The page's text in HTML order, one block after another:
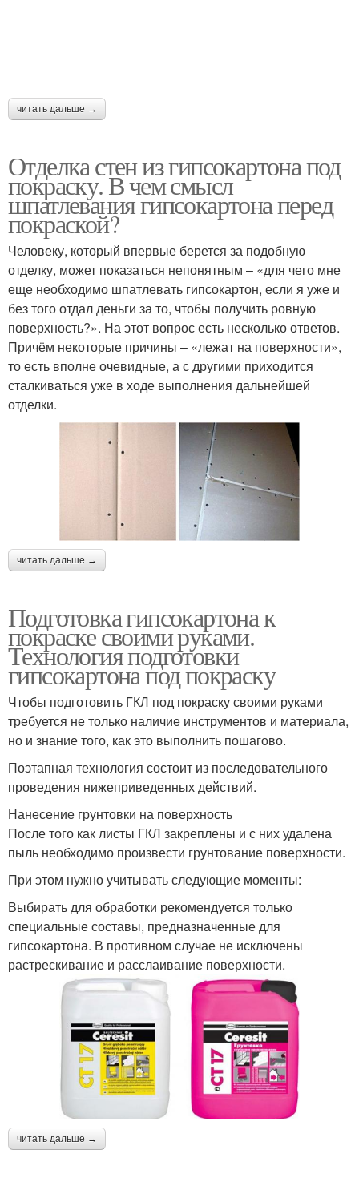
читать дальше →
Отделка стен из гипсокартона под
покраску. В чем смысл
шпатлевания гипсокартона перед
покраской?
Человеку, который впервые берется за подобную
отделку, может показаться непонятным – «для чего мне
еще необходимо шпатлевать гипсокартон, если я уже и
без того отдал деньги за то, чтобы получить ровную
поверхность?». На этот вопрос есть несколько ответов.
Причём некоторые причины – «лежат на поверхности»,
то есть вполне очевидные, а с другими приходится
сталкиваться уже в ходе выполнения дальнейшей
отделки.
читать дальше →
Подготовка гипсокартона к
покраске своими руками.
Технология подготовки
гипсокартона под покраску
Чтобы подготовить ГКЛ под покраску своими руками
требуется не только наличие инструментов и материала,
но и знание того, как это выполнить пошагово.
Поэтапная технология состоит из последовательного
проведения нижеприведенных действий.
Нанесение грунтовки на поверхность
После того как листы ГКЛ закреплены и с них удалена
пыль необходимо произвести грунтование поверхности.
При этом нужно учитывать следующие моменты:
Выбирать для обработки рекомендуется только
специальные составы, предназначенные для
гипсокартона. В противном случае не исключены
растрескивание и расслаивание поверхности.
читать дальше →